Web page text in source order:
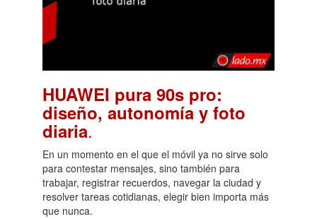
HUAWEI pura 90s pro:
diseño, autonomía y foto
diaria.
En un momento en el que el móvil ya no sirve solo
para contestar mensajes, sino también para
trabajar, registrar recuerdos, navegar la ciudad y
resolver tareas cotidianas, elegir bien importa más
que nunca.